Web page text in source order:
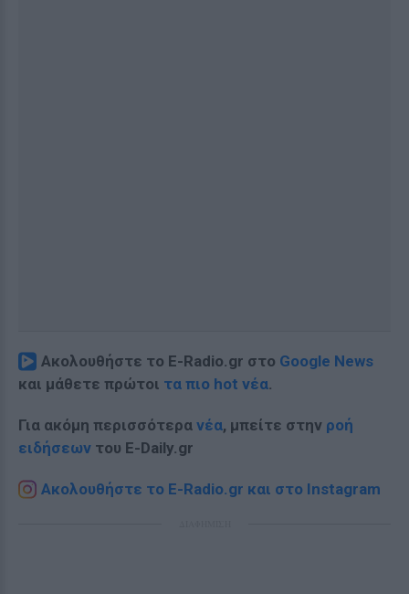
Ακολουθήστε το E-Radio.gr στο Google News
και μάθετε πρώτοι τα πιο hot νέα.
Για ακόμη περισσότερα νέα, μπείτε στην ροή
ειδήσεων του E-Daily.gr
Ακολουθήστε το E-Radio.gr και στο Instagram